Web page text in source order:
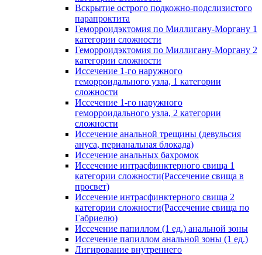
Вскрытие острого подкожно-подслизистого
парапроктита
Геморроидэктомия по Миллигану-Моргану 1
категории сложности
Геморроидэктомия по Миллигану-Моргану 2
категории сложности
Иссечение 1-го наружного
геморроидального узла, 1 категории
сложности
Иссечение 1-го наружного
геморроидального узла, 2 категории
сложности
Иссечение анальной трещины (девульсия
ануса, перианальная блокада)
Иссечение анальных бахромок
Иссечение интрасфинктерного свища 1
категории сложности(Рассечение свища в
просвет)
Иссечение интрасфинктерного свища 2
категории сложности(Рассечение свища по
Габриелю)
Иссечение папиллом (1 ед.) анальной зоны
Иссечение папиллом анальной зоны (1 ед.)
Лигирование внутреннего